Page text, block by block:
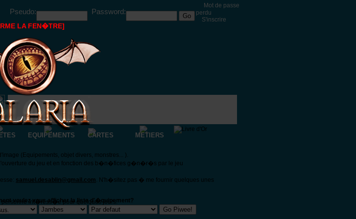
Pseudo:
Password:
Mot de passe
perdu
S'inscrire
EQUIPEMENTS CARTES METIERS
voulez vous afficher la liste d'�quipement?
LA FEN�TRE]
(Equipements, objet divers, monstres... ).
du jeu et en fonction des b�n�fices g�n�r�s par le jeu
samuel.desablin@gmail.com. N'h�sitez pas � me fournir quelques unes
personne int�ress�e pour quelques jours.